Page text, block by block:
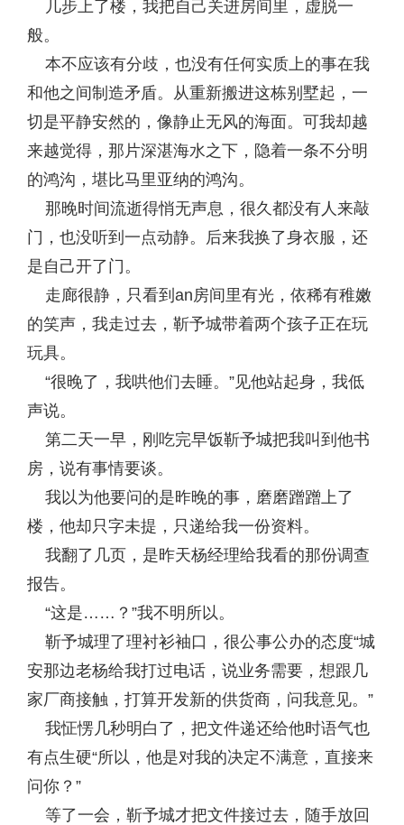
几步上了楼，我把自己关进房间里，虚脱一
般。
本不应该有分歧，也没有任何实质上的事在我
和他之间制造矛盾。从重新搬进这栋别墅起，一
切是平静安然的，像静止无风的海面。可我却越
来越觉得，那片深湛海水之下，隐着一条不分明
的鸿沟，堪比马里亚纳的鸿沟。
那晚时间流逝得悄无声息，很久都没有人来敲
门，也没听到一点动静。后来我换了身衣服，还
是自己开了门。
走廊很静，只看到an房间里有光，依稀有稚嫩
的笑声，我走过去，靳予城带着两个孩子正在玩
玩具。
“很晚了，我哄他们去睡。”见他站起身，我低
声说。
第二天一早，刚吃完早饭靳予城把我叫到他书
房，说有事情要谈。
我以为他要问的是昨晚的事，磨磨蹭蹭上了
楼，他却只字未提，只递给我一份资料。
我翻了几页，是昨天杨经理给我看的那份调查
报告。
“这是……？”我不明所以。
靳予城理了理衬衫袖口，很公事公办的态度“城
安那边老杨给我打过电话，说业务需要，想跟几
家厂商接触，打算开发新的供货商，问我意见。”
我怔愣几秒明白了，把文件递还给他时语气也
有点生硬“所以，他是对我的决定不满意，直接来
问你？”
等了一会，靳予城才把文件接过去，随手放回